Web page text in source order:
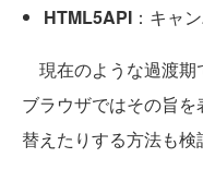
HTML5API ：キャ
現在のような過渡期
ブラウザではその旨
替えたりする方法も検